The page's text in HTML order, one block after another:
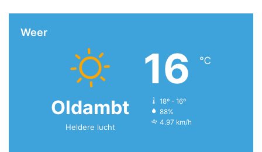
Weer
Oldambt
Heldere lucht
16 ℃
18º - 16º
88%
4.97 km/h